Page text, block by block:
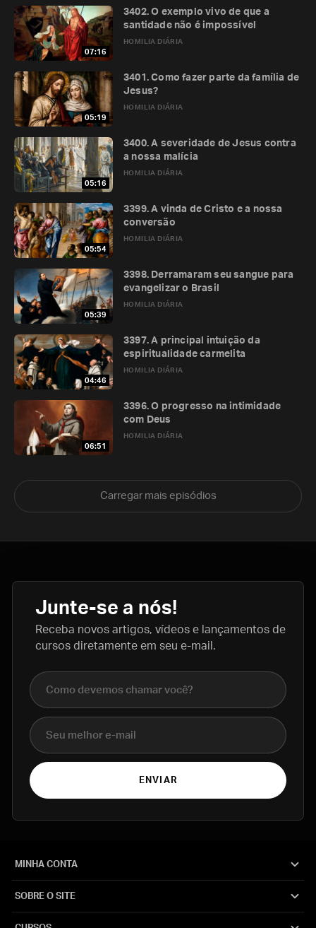
07:16
HOMILIA DIÁRIA
3402. O exemplo vivo de que a
santidade não é impossível
05:19
HOMILIA DIÁRIA
3401. Como fazer parte da família de
Jesus?
05:16
HOMILIA DIÁRIA
3400. A severidade de Jesus contra
a nossa malícia
05:54
HOMILIA DIÁRIA
3399. A vinda de Cristo e a nossa
conversão
05:39
HOMILIA DIÁRIA
3398. Derramaram seu sangue para
evangelizar o Brasil
04:46
HOMILIA DIÁRIA
3397. A principal intuição da
espiritualidade carmelita
06:51
HOMILIA DIÁRIA
3396. O progresso na intimidade
com Deus
Carregar mais episódios
Junte-se a nós!
Receba novos artigos, vídeos e lançamentos de
cursos diretamente em seu e-mail.
Nome completo
E-mail
ENVIAR
MINHA CONTA
SOBRE O SITE